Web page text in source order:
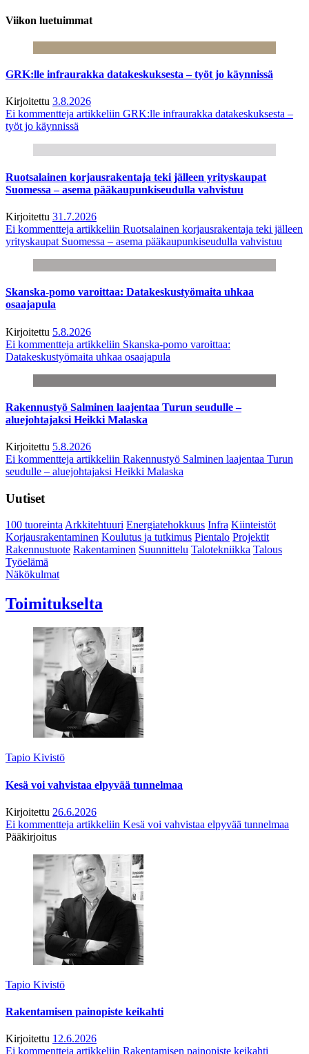
Viikon luetuimmat
GRK:lle infraurakka datakeskuksesta – työt jo käynnissä
Kirjoitettu 3.8.2026
Ei kommentteja artikkeliin GRK:lle infraurakka datakeskuksesta –
työt jo käynnissä
Ruotsalainen korjausrakentaja teki jälleen yrityskaupat
Suomessa – asema pääkaupunkiseudulla vahvistuu
Kirjoitettu 31.7.2026
Ei kommentteja artikkeliin Ruotsalainen korjausrakentaja teki jälleen
yrityskaupat Suomessa – asema pääkaupunkiseudulla vahvistuu
Skanska-pomo varoittaa: Datakeskustyömaita uhkaa
osaajapula
Kirjoitettu 5.8.2026
Ei kommentteja artikkeliin Skanska-pomo varoittaa:
Datakeskustyömaita uhkaa osaajapula
Rakennustyö Salminen laajentaa Turun seudulle –
aluejohtajaksi Heikki Malaska
Kirjoitettu 5.8.2026
Ei kommentteja artikkeliin Rakennustyö Salminen laajentaa Turun
seudulle – aluejohtajaksi Heikki Malaska
Uutiset
100 tuoreintaArkkitehtuuri Energiatehokkuus Infra Kiinteistöt
Korjausrakentaminen Koulutus ja tutkimus Pientalo Projektit
Rakennustuote Rakentaminen Suunnittelu Talotekniikka Talous
Työelämä
Näkökulmat
Toimitukselta
Tapio Kivistö
Kesä voi vahvistaa elpyvää tunnelmaa
Kirjoitettu 26.6.2026
Ei kommentteja artikkeliin Kesä voi vahvistaa elpyvää tunnelmaa
Pääkirjoitus
Tapio Kivistö
Rakentamisen painopiste keikahti
Kirjoitettu 12.6.2026
Ei kommentteja artikkeliin Rakentamisen painopiste keikahti